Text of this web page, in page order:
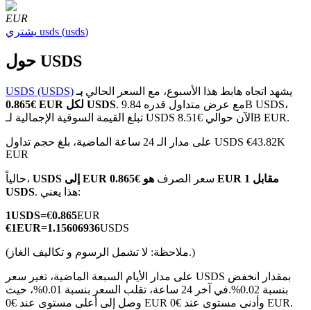
العقود الآجلة لـ COIN-M
العقود الآجلة للعملات المشفرة
TradFi
مشتقات الأسهم والعملات الأجنبية والمعادن الثمينة والسلع
EUR
يشتري usds (usds)
حول USDS
USDS (USDS) يشهد اتجاه هابط هذا الأسبوع، مع السعر الحالي بـ
€0.865 EUR لكل USDS. مع عرض متداول قدره 9.84B USDS،
تبلغ القيمة السوقية الإجمالية لـ USDS الآن حوالي €8.51B EUR.
على مدار الـ 24 ساعة الماضية، بلغ حجم تداول USDS €43.82K
EUR
حالياً، USDS إلى EUR سعر الصرف
هو €0.865 EUR مقابل 1
USDS
. هذا يعني:
1USDS=€0.865EUR
€1EUR=1.15606936USDS
(ملاحظة: لا تشمل الرسوم و تكاليف الغاز.)
على مدار الأيام السبعة الماضية، تغير سعر USDS بمقدار انخفض
بنسبة 0.02%.
في آخر 24 ساعة، تقلب السعر بنسبة 0.01%، حيث
وصل إلى أعلى مستوى عند €0 EUR وأدنى مستوى عند €0 EUR.